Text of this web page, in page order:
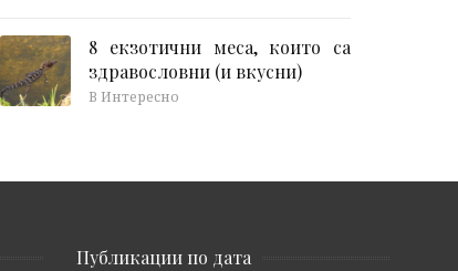
8 екзотични меса, които са
здравословни (и вкусни)
В Интересно
Публикации по дата